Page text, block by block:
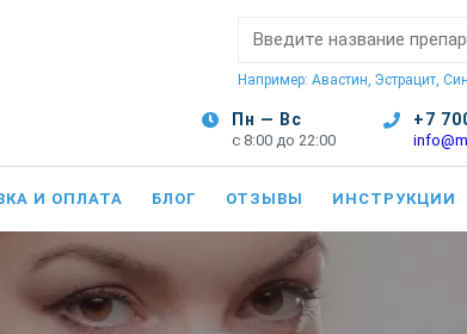
Поиск:
Например: Авастин, Эстрацит,
Пн — Вс
с 8:00 до 22:00
+7
И ОПЛАТА БЛОГ ОТЗЫВЫ ИНСТРУКЦИИ